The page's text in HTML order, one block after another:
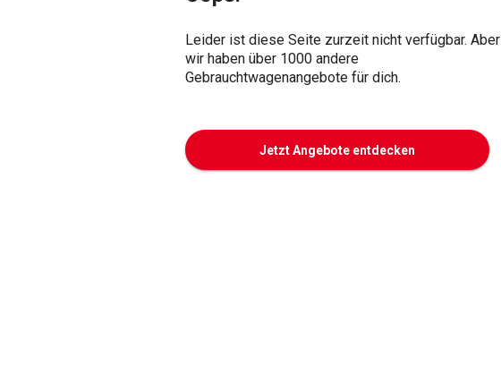
Leider ist diese Seite zurzeit nicht verfügbar. Aber
wir haben über 1000 andere
Gebrauchtwagenangebote für dich.
Jetzt Angebote entdecken